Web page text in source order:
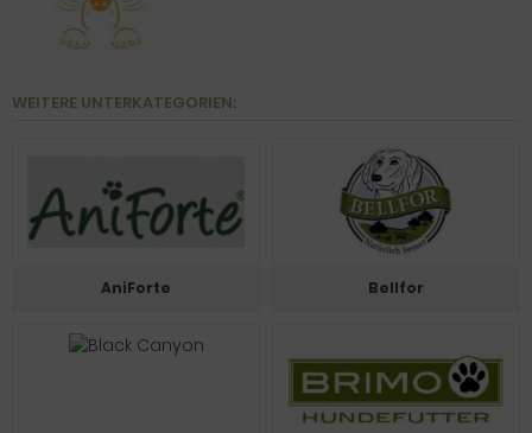
WEITERE UNTERKATEGORIEN:
AniForte Bellfor